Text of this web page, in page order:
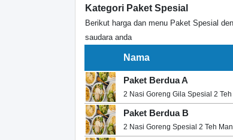
Kategori Paket Spesial
Berikut harga dan menu Paket Spesial
saudara anda
Nama
Paket Berdua A
2 Nasi Goreng Gila Spesial 2
Paket Berdua B
2 Nasi Goreng Spesial 2 Teh